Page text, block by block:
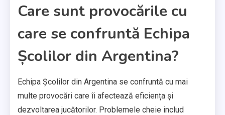
Care sunt provocările cu
care se confruntă Echipa
Școlilor din Argentina?
Echipa Școlilor din Argentina se confruntă cu mai
multe provocări care îi afectează eficiența și
dezvoltarea jucătorilor. Problemele cheie includ